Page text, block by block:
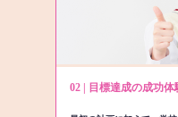
02 | 目標達成の成功体